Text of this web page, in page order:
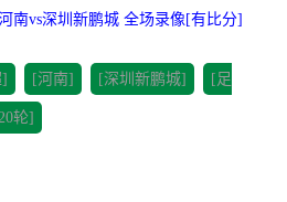
南vs深圳新鹏城 全场录像[有比分]
[河南] [深圳新鹏城] [足
轮]